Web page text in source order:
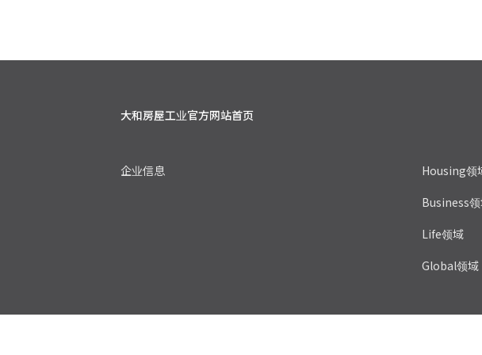
大和房屋工业官方网站首页
企业信息
Housing领
Business
Life领域
Global领域